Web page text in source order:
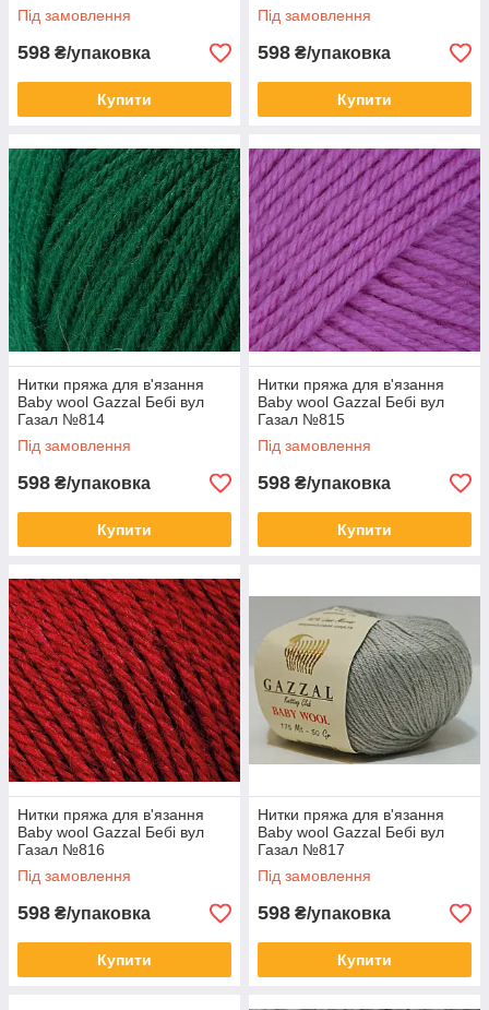
Під замовлення
598 ₴/упаковка
Купити
Під замовлення
598 ₴/упаковка
Купити
Нитки пряжа для в'язання
Baby wool Gazzal Бебі вул
Газал №814
Під замовлення
598 ₴/упаковка
Купити
Нитки пряжа для в'язання
Baby wool Gazzal Бебі вул
Газал №815
Під замовлення
598 ₴/упаковка
Купити
Нитки пряжа для в'язання
Baby wool Gazzal Бебі вул
Газал №816
Під замовлення
598 ₴/упаковка
Купити
Нитки пряжа для в'язання
Baby wool Gazzal Бебі вул
Газал №817
Під замовлення
598 ₴/упаковка
Купити